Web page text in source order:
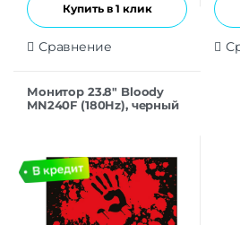
Купить в 1 клик
Сравнение
Монитор 23.8″ Bloody
MN240F (180Hz), черный